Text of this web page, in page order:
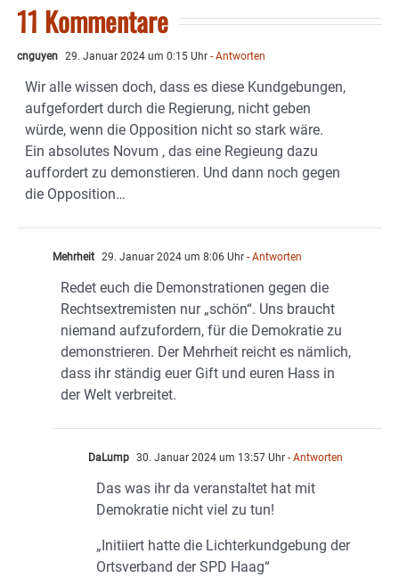
11 Kommentare
cnguyen 29. Januar 2024 um 0:15 Uhr - Antworten
Wir alle wissen doch, dass es diese Kundgebungen,
aufgefordert durch die Regierung, nicht geben
würde, wenn die Opposition nicht so stark wäre.
Ein absolutes Novum , das eine Regieung dazu
auffordert zu demonstieren. Und dann noch gegen
die Opposition…
Mehrheit 29. Januar 2024 um 8:06 Uhr - Antworten
Redet euch die Demonstrationen gegen die
Rechtsextremisten nur „schön“. Uns braucht
niemand aufzufordern, für die Demokratie zu
demonstrieren. Der Mehrheit reicht es nämlich,
dass ihr ständig euer Gift und euren Hass in
der Welt verbreitet.
DaLump 30. Januar 2024 um 13:57 Uhr - Antworten
Das was ihr da veranstaltet hat mit
Demokratie nicht viel zu tun!
„Initiiert hatte die Lichterkundgebung der
Ortsverband der SPD Haag“